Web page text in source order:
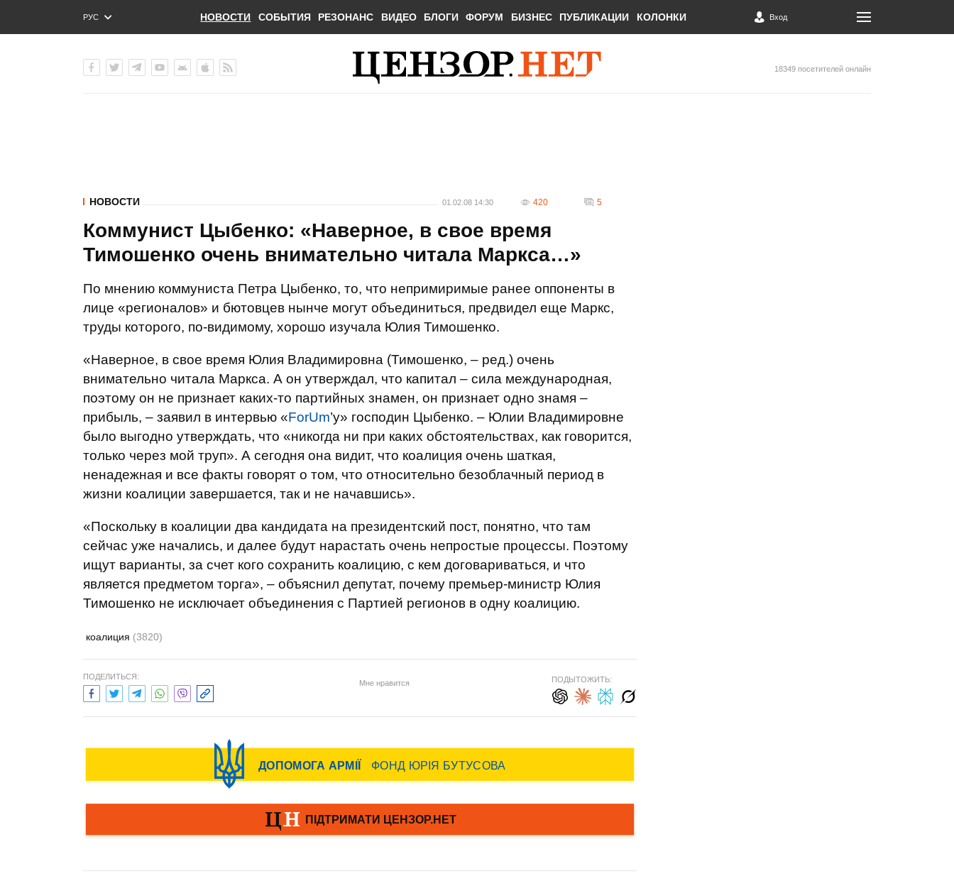
РУС
ENG
НОВОСТИ СОБЫТИЯ РЕЗОНАНС ВИДЕО БЛОГИ ФОРУМ БИЗНЕС ПУБЛИКАЦИИ КОЛОНКИ Вход
18349 посетителей онлайн
НОВОСТИ 01.02.08 14:30 420 5
Коммунист Цыбенко: «Наверное, в свое время
Тимошенко очень внимательно читала Маркса…»
По мнению коммуниста Петра Цыбенко, то, что непримиримые ранее оппоненты в
лице «регионалов» и бютовцев нынче могут объединиться, предвидел еще Маркс,
труды которого, по-видимому, хорошо изучала Юлия Тимошенко.
«Наверное, в свое время Юлия Владимировна (Тимошенко, – ред.) очень
внимательно читала Маркса. А он утверждал, что капитал – сила международная,
поэтому он не признает каких-то партийных знамен, он признает одно знамя –
прибыль, – заявил в интервью «ForUm’у» господин Цыбенко. – Юлии Владимировне
было выгодно утверждать, что «никогда ни при каких обстоятельствах, как говорится,
только через мой труп». А сегодня она видит, что коалиция очень шаткая,
ненадежная и все факты говорят о том, что относительно безоблачный период в
жизни коалиции завершается, так и не начавшись».
«Поскольку в коалиции два кандидата на президентский пост, понятно, что там
сейчас уже начались, и далее будут нарастать очень непростые процессы. Поэтому
ищут варианты, за счет кого сохранить коалицию, с кем договариваться, и что
является предметом торга», – объяснил депутат, почему премьер-министр Юлия
Тимошенко не исключает объединения с Партией регионов в одну коалицию.
коалиция (3820)
ПОДЕЛИТЬСЯ:
Мне нравится ПОДЫТОЖИТЬ: